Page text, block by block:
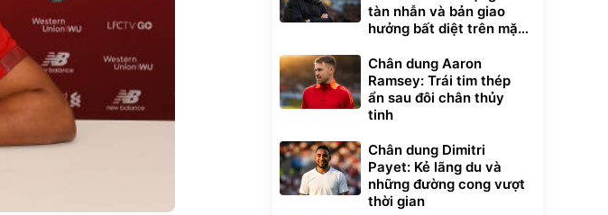
tàn nhẫn và bản giao
hưởng bất diệt trên mặt
Chân dung Aaron
Ramsey: Trái tim thép
ẩn sau đôi chân thủy
tinh
Chân dung Dimitri
Payet: Kẻ lãng du và
những đường cong vượt
thời gian